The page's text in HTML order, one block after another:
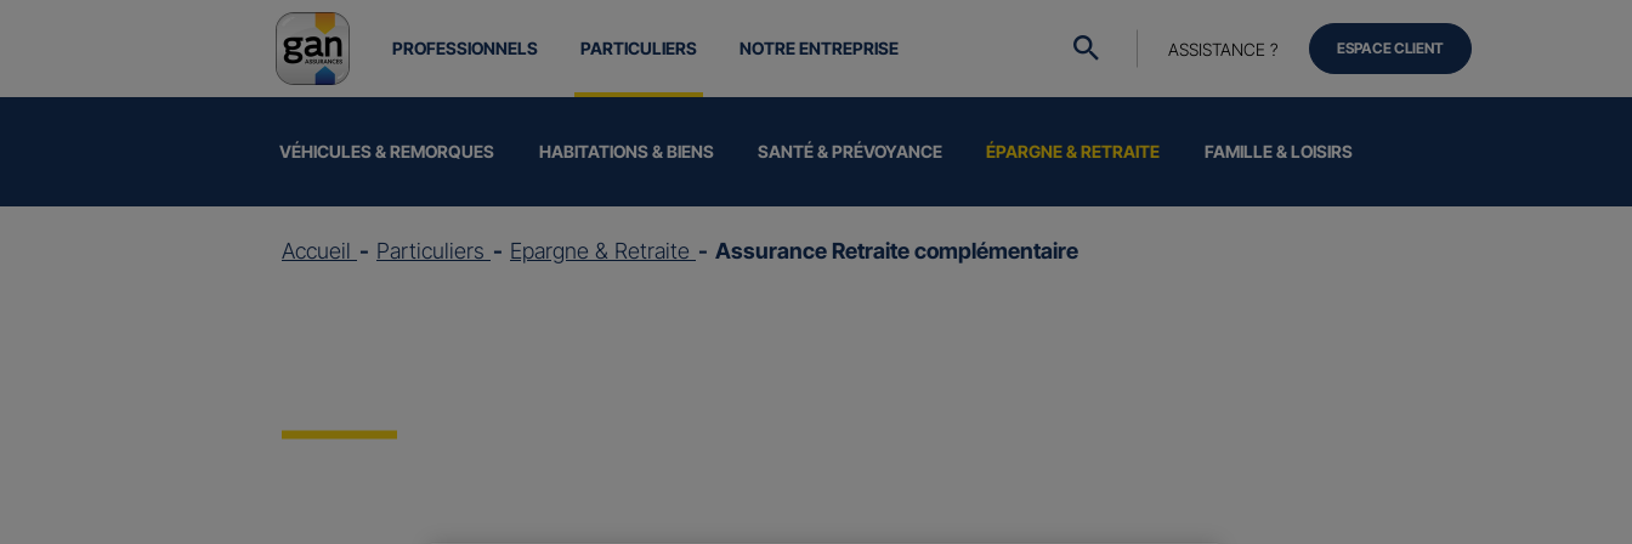
PROFESSIONNELS PARTICULIERS
VÉHICULES & REMORQUES HABITATIONS & BIENS SANTÉ & PRÉVOYANCE ÉPARGNE & RETRAITE FAMILLE & LOISIRS
NOTRE ENTREPRISE ASSISTANCE ? ESPACE CLIENT
Accueil Particuliers Epargne & Retraite Assurance Retraite complémentaire